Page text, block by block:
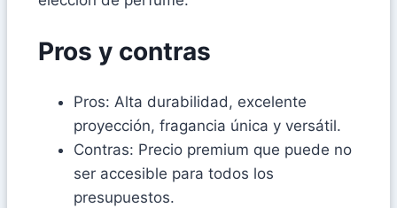
Pros y contras
Pros: Alta durabilidad, excelente
proyección, fragancia única y versátil.
Contras: Precio premium que puede no
ser accesible para todos los
presupuestos.